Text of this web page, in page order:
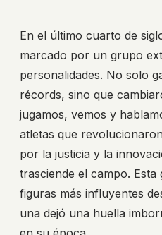
En el último cuarto de
marcado por un grupo
personalidades. No solo
récords, sino que
jugamos, vemos y
atletas que
por la justicia y la
trasciende el campo. Esta
figuras más influyentes
una dejó una huella